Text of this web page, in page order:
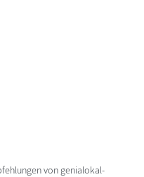
von genialokal-